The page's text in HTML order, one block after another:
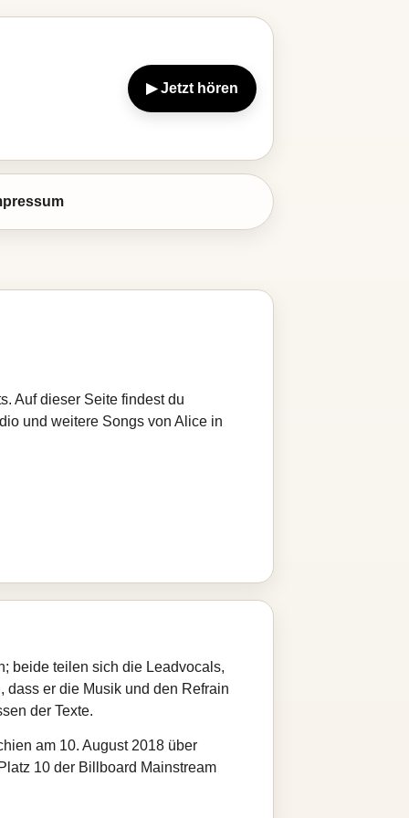
▶ Jetzt hören
Auf dieser Seite findest du
und weitere Songs von Alice in
beide teilen sich die Leadvocals,
dass er die Musik und den Refrain
der Texte.
am 10. August 2018 über
10 der Billboard Mainstream